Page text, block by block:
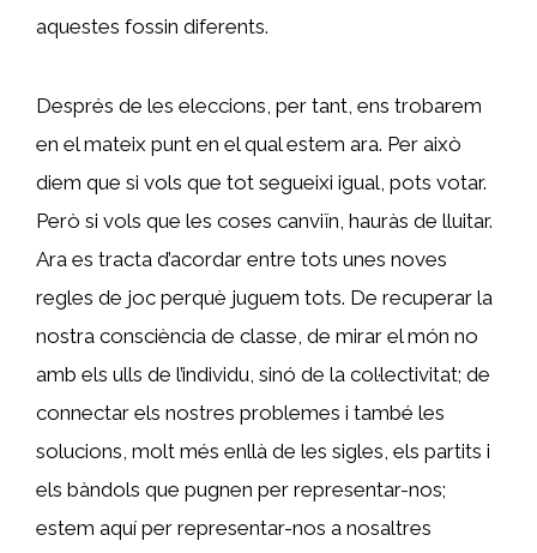
aquestes fossin diferents.
Després de les eleccions, per tant, ens trobarem
en el mateix punt en el qual estem ara. Per això
diem que si vols que tot segueixi igual, pots votar.
Però si vols que les coses canviïn, hauràs de lluitar.
Ara es tracta d’acordar entre tots unes noves
regles de joc perquè juguem tots. De recuperar la
nostra consciència de classe, de mirar el món no
amb els ulls de l’individu, sinó de la col·lectivitat; de
connectar els nostres problemes i també les
solucions, molt més enllà de les sigles, els partits i
els bàndols que pugnen per representar-nos;
estem aquí per representar-nos a nosaltres